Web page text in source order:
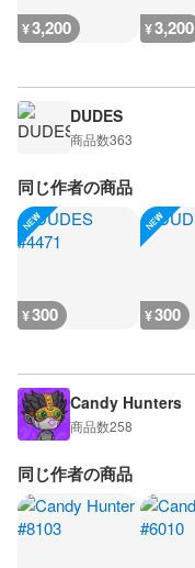
¥3,200 ¥3,200
DUDES
商品数363
同じ作者の商品
¥300 ¥300
Candy Hunters
商品数258
同じ作者の商品